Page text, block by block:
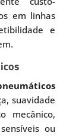
em linhas
e
suavidade
mecânico,
ou